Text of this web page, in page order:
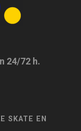
24/72 h.
SKATE EN